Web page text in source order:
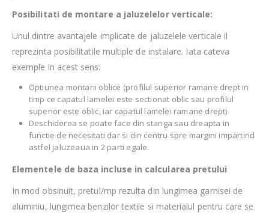
Posibilitati de montare a jaluzelelor verticale:
Unul dintre avantajele implicate de jaluzelele verticale il
reprezinta posibilitatile multiple de instalare. Iata cateva
exemple in acest sens:
Optiunea montarii oblice (profilul superior ramane drept in
timp ce capatul lamelei este sectionat oblic sau profilul
superior este oblic, iar capatul lamelei ramane drept)
Deschiderea se poate face din stanga sau dreapta in
functie de necesitati dar si din centru spre margini impartind
astfel jaluzeaua in 2 parti egale.
Elementele de baza incluse in calcularea pretului
In mod obsinuit, pretul/mp rezulta din lungimea garnisei de
aluminiu, lungimea benzilor textile si materialul pentru care se